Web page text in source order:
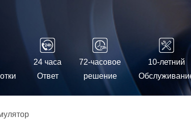
24 часа
Ответ
72-часовое
решение
10-летний